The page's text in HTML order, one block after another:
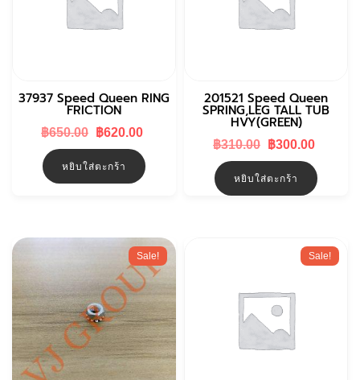
37937 Speed Queen RING
FRICTION
฿650.00 Original
฿650.00.
฿620.00
หยิบใส่ตะกร้า
201521 Speed Queen
SPRING,LEG TALL TUB
HVY(GREEN)
฿310.00 Original
฿310.00.
฿300.00
หยิบใส่ตะกร้า
Sale! Sale!